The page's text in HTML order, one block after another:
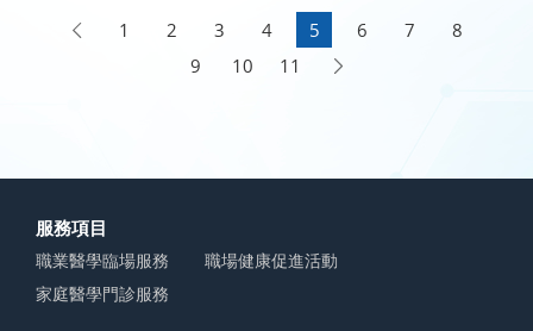
1 2 3 4 5 6 7
8
9
10 11
服務項目
職業醫學臨場服務
職場健康促進活動
家庭醫學門診服務